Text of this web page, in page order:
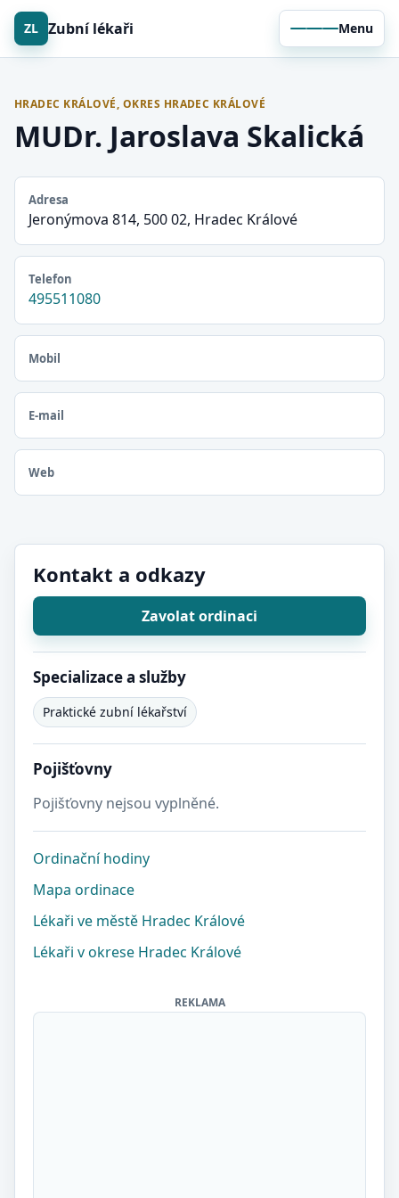
ZL Zubní lékaři Menu
HRADEC KRÁLOVÉ, OKRES HRADEC KRÁLOVÉ
MUDr. Jaroslava Skalická
Adresa
Jeronýmova 814, 500 02, Hradec Králové
Telefon
495511080
Mobil
E-mail
Web
Kontakt a odkazy
Zavolat ordinaci
Specializace a služby
Praktické zubní lékařství
Pojišťovny
Pojišťovny nejsou vyplněné.
Ordinační hodiny
Mapa ordinace
Lékaři ve městě Hradec Králové
Lékaři v okrese Hradec Králové
REKLAMA